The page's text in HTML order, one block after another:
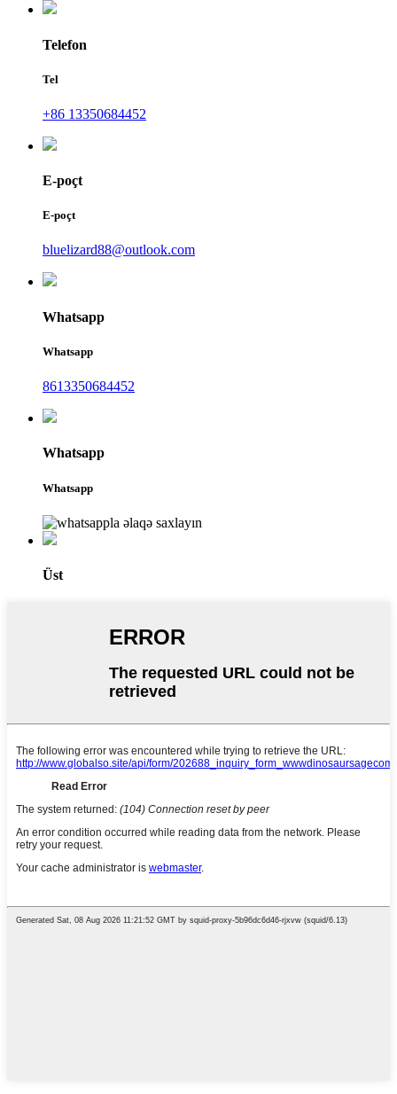
Telefon
Tel
+86 13350684452
E-poçt
E-poçt
bluelizard88@outlook.com
Whatsapp
Whatsapp
8613350684452
Whatsapp
Whatsapp
Üst